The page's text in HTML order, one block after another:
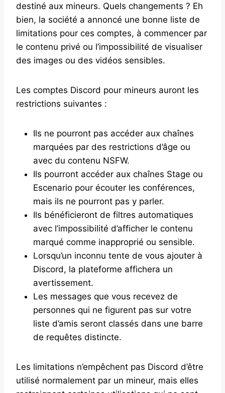
destiné aux mineurs. Quels changements ? Eh
bien, la société a annoncé une bonne liste de
limitations pour ces comptes, à commencer par
le contenu privé ou l’impossibilité de visualiser
des images ou des vidéos sensibles.
Les comptes Discord pour mineurs auront les
restrictions suivantes :
Ils ne pourront pas accéder aux chaînes
marquées par des restrictions d’âge ou
avec du contenu NSFW.
Ils pourront accéder aux chaînes Stage ou
Escenario pour écouter les conférences,
mais ils ne pourront pas y parler.
Ils bénéficieront de filtres automatiques
avec l’impossibilité d’afficher le contenu
marqué comme inapproprié ou sensible.
Lorsqu’un inconnu tente de vous ajouter à
Discord, la plateforme affichera un
avertissement.
Les messages que vous recevez de
personnes qui ne figurent pas sur votre
liste d’amis seront classés dans une barre
de requêtes distincte.
Les limitations n’empêchent pas Discord d’être
utilisé normalement par un mineur, mais elles